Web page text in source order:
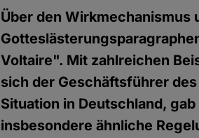
Über den Wirkmechanismus
Voltaire". Mit zahlreichen
sich der Geschäftsführer
Situation in Deutschland,
insbesondere ähnliche